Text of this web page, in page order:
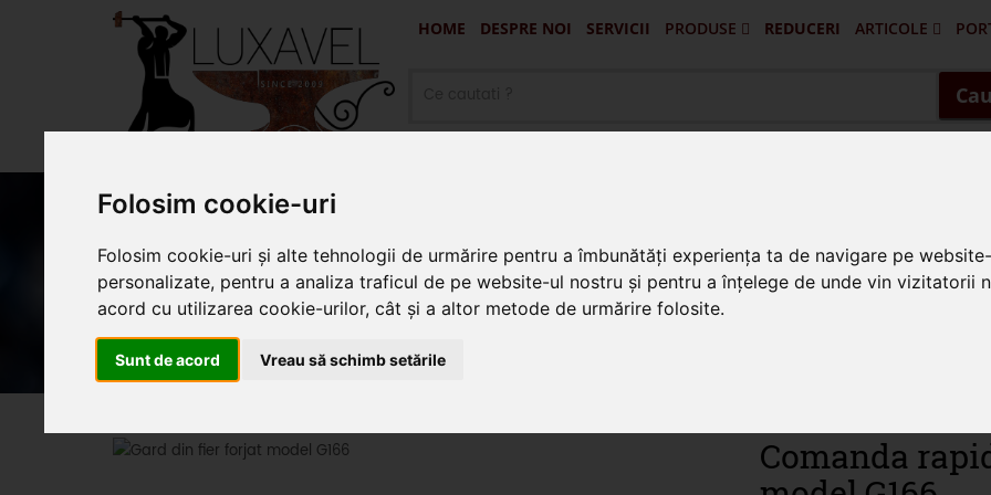
Folosim cookie-uri
Folosim cookie-uri și alte tehnologii de urmărire pentru a îmbunătăți experiența ta de navigare pe
personalizate, pentru a analiza traficul de pe website-ul nostru și pentru a înțelege de unde vin vizitatorii
acord cu utilizarea cookie-urilor, cât și a altor metode de urmărire folosite.
Sunt de acord Vreau să schimb setările
HOME DESPRE NOI SERVICII PRODUSE REDUCERI ARTICOLE
Oferte promotionale si produse din fier forjat
Comanda